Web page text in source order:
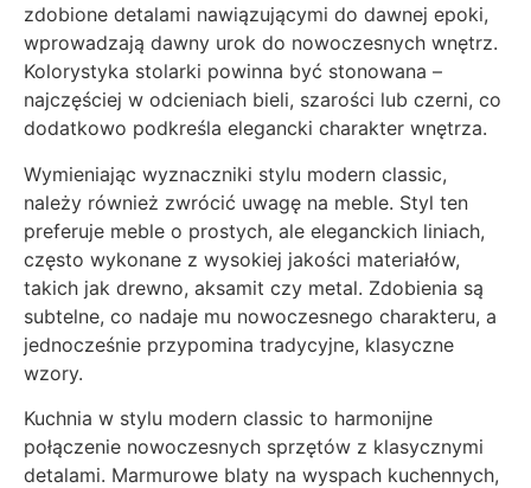
zdobione detalami nawiązującymi do dawnej epoki,
wprowadzają dawny urok do nowoczesnych wnętrz.
Kolorystyka stolarki powinna być stonowana –
najczęściej w odcieniach bieli, szarości lub czerni, co
dodatkowo podkreśla elegancki charakter wnętrza.
Wymieniając wyznaczniki stylu modern classic,
należy również zwrócić uwagę na meble. Styl ten
preferuje meble o prostych, ale eleganckich liniach,
często wykonane z wysokiej jakości materiałów,
takich jak drewno, aksamit czy metal. Zdobienia są
subtelne, co nadaje mu nowoczesnego charakteru, a
jednocześnie przypomina tradycyjne, klasyczne
wzory.
Kuchnia w stylu modern classic to harmonijne
połączenie nowoczesnych sprzętów z klasycznymi
detalami. Marmurowe blaty na wyspach kuchennych,